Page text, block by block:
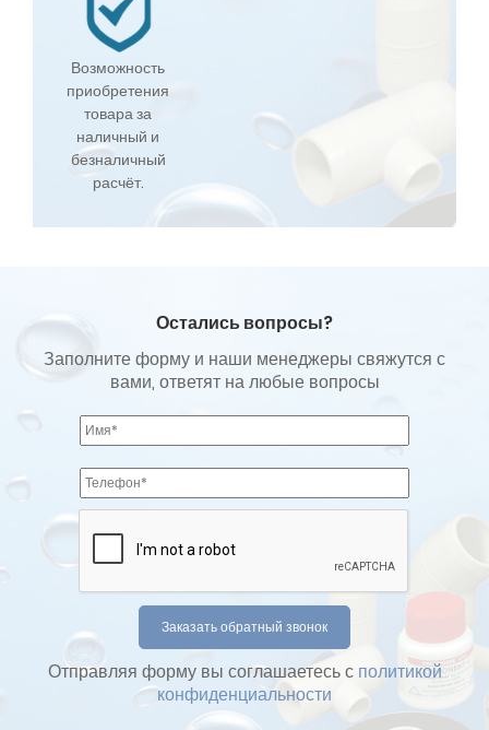
Возможность
приобретения
товара за
наличный и
безналичный
расчёт.
Остались вопросы?
Заполните форму и наши менеджеры свяжутся с
вами, ответят на любые вопросы
Отправляя форму вы соглашаетесь с политикой
конфиденциальности